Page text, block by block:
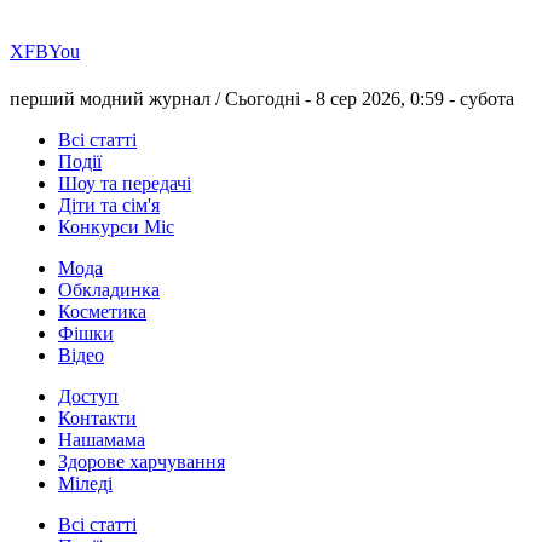
ХFBYou
перший модний журнал /Сьогодні - 8 сер 2026, 0:59 - субота
Всі статті
Події
Шоу та передачі
Діти та сім'я
Конкурси Міс
Мода
Обкладинка
Косметика
Фішки
Відео
Доступ
Контакти
Нашамама
Здорове харчування
Міледі
Всі статті